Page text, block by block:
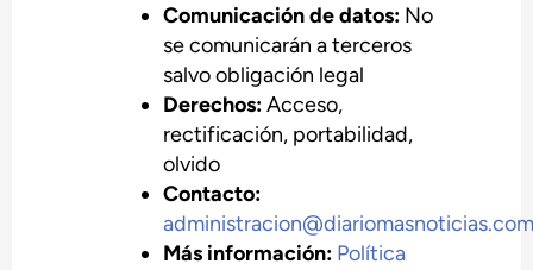
Comunicación de datos:No
se comunicarán a terceros
salvo obligación legal
Derechos:Acceso,
rectificación, portabilidad,
olvido
Contacto:
administracion@diariomasnoticias.com
Más información: Política